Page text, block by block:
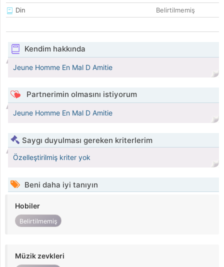
Din
Belirtilmemiş
Kendim hakkında
Jeune Homme En Mal D Amitie
Partnerimin olmasını istiyorum
Jeune Homme En Mal D Amitie
Saygı duyulması gereken kriterlerim
Özelleştirilmiş kriter yok
Beni daha iyi tanıyın
Hobiler
Belirtilmemiş
Müzik zevkleri